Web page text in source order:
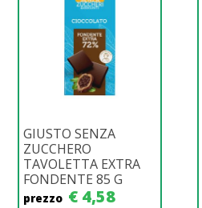
GIUSTO SENZA
ZUCCHERO
TAVOLETTA EXTRA
FONDENTE 85 G
prezzo € 4,58